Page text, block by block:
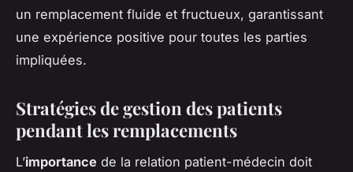
un remplacement fluide et fructueux, garantissant
une expérience positive pour toutes les parties
impliquées.
Stratégies de gestion des patients
pendant les remplacements
L’importance de la relation patient-médecin doit